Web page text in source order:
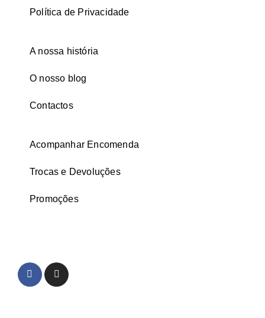
Política de Privacidade
A nossa história
O nosso blog
Contactos
Acompanhar Encomenda
Trocas e Devoluções
Promoções